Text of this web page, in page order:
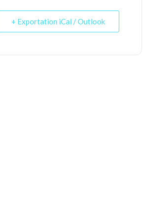
+ Exportation iCal / Outlook